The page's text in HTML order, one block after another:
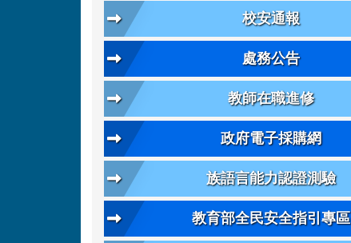
校安通報
處務公告
教師在職進修
政府電子採購網
族語言能力認證測驗
教育部全民安全指引專區